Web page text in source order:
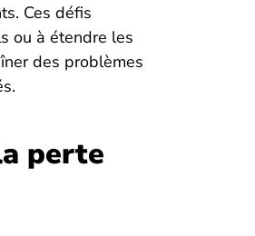
Ces défis
ou à étendre les
des problèmes
perte